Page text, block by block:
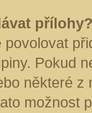
Pokud
některé z
možnost